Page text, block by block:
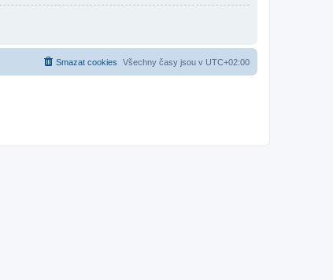
Všechny časy jsou v UTC+02:00
Smazat cookies